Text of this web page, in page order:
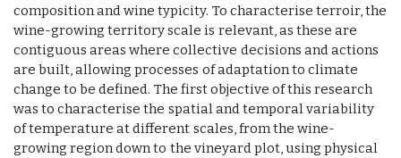
composition and wine typicity. To characterise terroir, the
wine-growing territory scale is relevant, as these are
contiguous areas where collective decisions and actions
are built, allowing processes of adaptation to climate
change to be defined. The first objective of this research
was to characterise the spatial and temporal variability
of temperature at different scales, from the wine-
growing region down to the vineyard plot, using physical